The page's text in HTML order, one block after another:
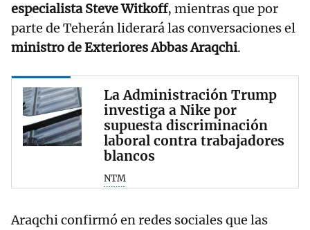
especialista Steve Witkoff, mientras que por
parte de Teherán liderará las conversaciones el
ministro de Exteriores Abbas Araqchi.
La Administración Trump
investiga a Nike por
supuesta discriminación
laboral contra trabajadores
blancos
NTM
Araqchi confirmó en redes sociales que las